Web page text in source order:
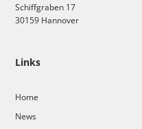
Links
Home
News
Schiffgraben 17
30159 Hannover